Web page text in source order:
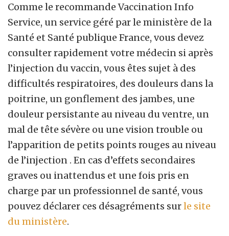
Comme le recommande Vaccination Info
Service, un service géré par le ministère de la
Santé et Santé publique France, vous devez
consulter rapidement votre médecin si après
l’injection du vaccin, vous êtes sujet à des
difficultés respiratoires, des douleurs dans la
poitrine, un gonflement des jambes, une
douleur persistante au niveau du ventre, un
mal de tête sévère ou une vision trouble ou
l’apparition de petits points rouges au niveau
de l’injection . En cas d’effets secondaires
graves ou inattendus et une fois pris en
charge par un professionnel de santé, vous
pouvez déclarer ces désagréments surle site
du ministère.